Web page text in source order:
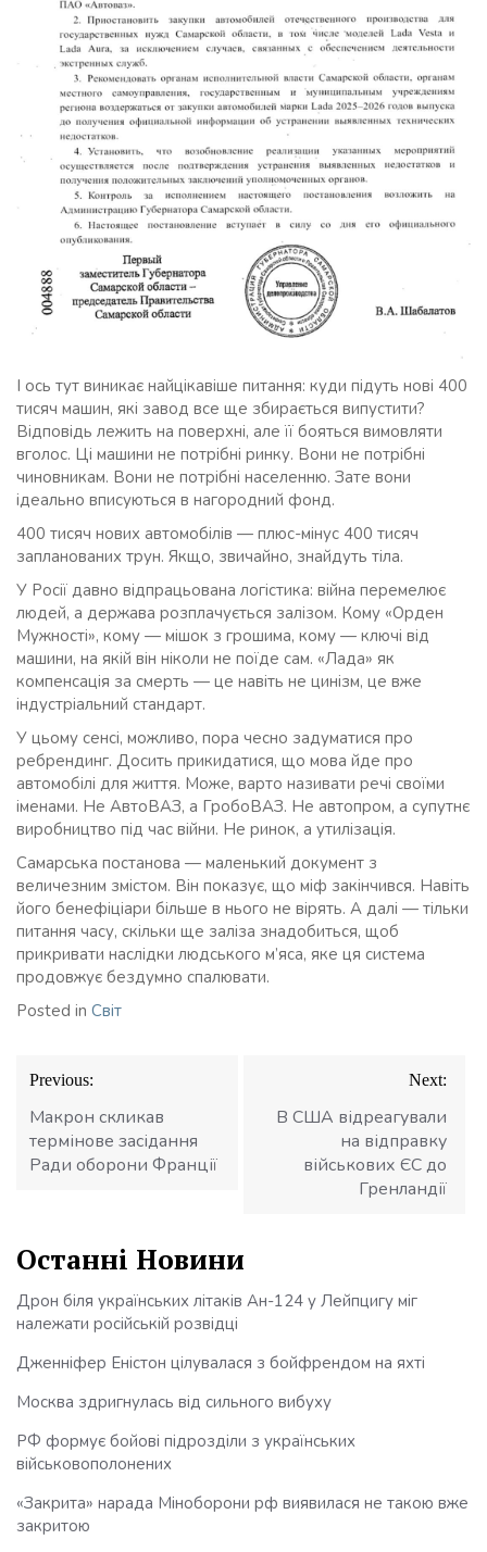
І ось тут виникає найцікавіше питання: куди підуть нові 400
тисяч машин, які завод все ще збирається випустити?
Відповідь лежить на поверхні, але її бояться вимовляти
вголос. Ці машини не потрібні ринку. Вони не потрібні
чиновникам. Вони не потрібні населенню. Зате вони
ідеально вписуються в нагородний фонд.
400 тисяч нових автомобілів — плюс-мінус 400 тисяч
запланованих трун. Якщо, звичайно, знайдуть тіла.
У Росії давно відпрацьована логістика: війна перемелює
людей, а держава розплачується залізом. Кому «Орден
Мужності», кому — мішок з грошима, кому — ключі від
машини, на якій він ніколи не поїде сам. «Лада» як
компенсація за смерть — це навіть не цинізм, це вже
індустріальний стандарт.
У цьому сенсі, можливо, пора чесно задуматися про
ребрендинг. Досить прикидатися, що мова йде про
автомобілі для життя. Може, варто називати речі своїми
іменами. Не АвтоВАЗ, а ГробоВАЗ. Не автопром, а супутнє
виробництво під час війни. Не ринок, а утилізація.
Самарська постанова — маленький документ з
величезним змістом. Він показує, що міф закінчився. Навіть
його бенефіціари більше в нього не вірять. А далі — тільки
питання часу, скільки ще заліза знадобиться, щоб
прикривати наслідки людського м’яса, яке ця система
продовжує бездумно спалювати.
Posted in Світ
Навігація
записів
Previous:
Макрон скликав
термінове засідання
Ради оборони Франції
Next:
В США відреагували
на відправку
військових ЄС до
Гренландії
Останні Новини
Дрон біля українських літаків Ан-124 у Лейпцигу міг
належати російській розвідці
Дженніфер Еністон цілувалася з бойфрендом на яхті
Москва здригнулась від сильного вибуху
РФ формує бойові підрозділи з українських
військовополонених
«Закрита» нарада Міноборони рф виявилася не такою вже
закритою